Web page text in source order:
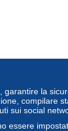
garantire la
compilare
sui social
essere